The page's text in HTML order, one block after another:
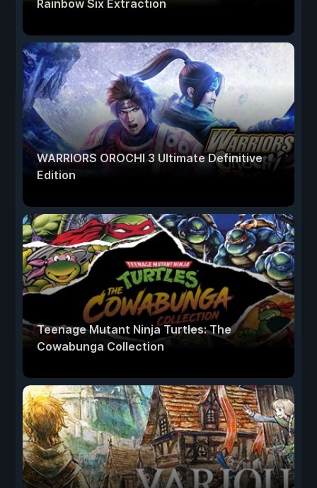
Rainbow Six Extraction
WARRIORS OROCHI 3 Ultimate Definitive
Edition
Teenage Mutant Ninja Turtles: The
Cowabunga Collection